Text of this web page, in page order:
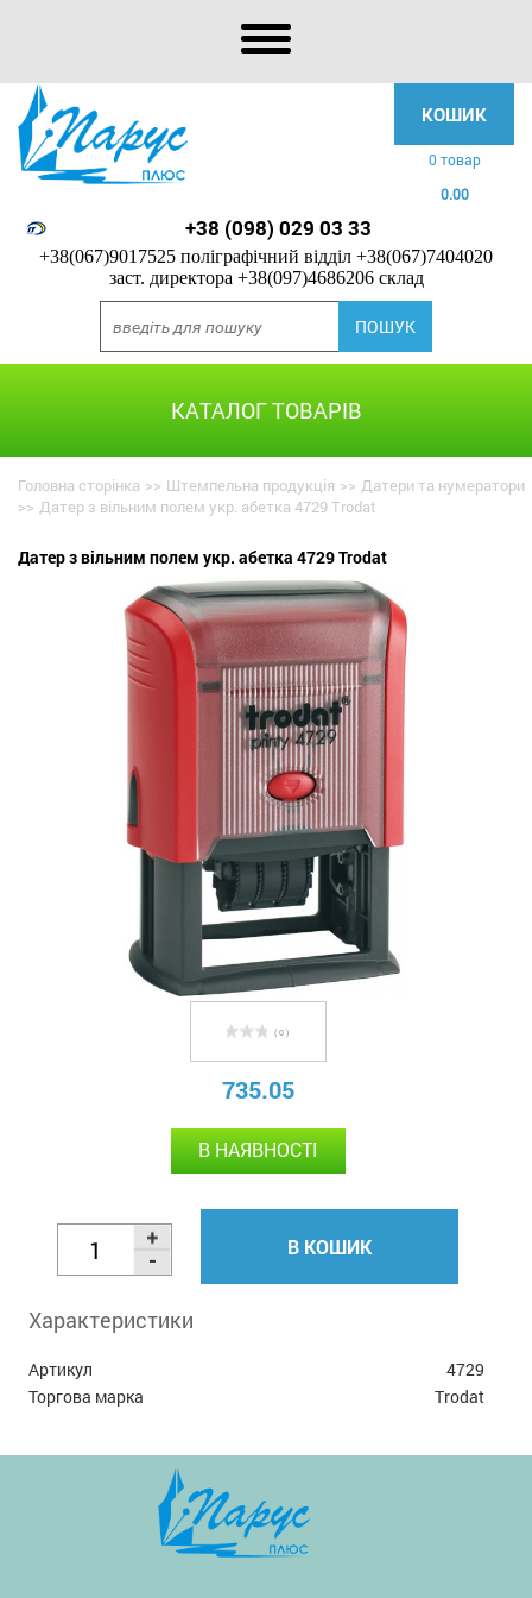
КОШИК
0 товар
0.00
+38 (098) 029 03 33
+38(067)9017525 поліграфічний відділ +38(067)7404020
заст. директора +38(097)4686206 склад
КАТАЛОГ ТОВАРІВ
Головна сторінка >> Штемпельна продукція >> Датери та нумератори
>> Датер з вільним полем укр. абетка 4729 Trodat
Датер з вільним полем укр. абетка 4729 Trodat
( 0 )
735.05
В НАЯВНОСТІ
В КОШИК
Характеристики
Артикул
4729
Торгова марка
Trodat